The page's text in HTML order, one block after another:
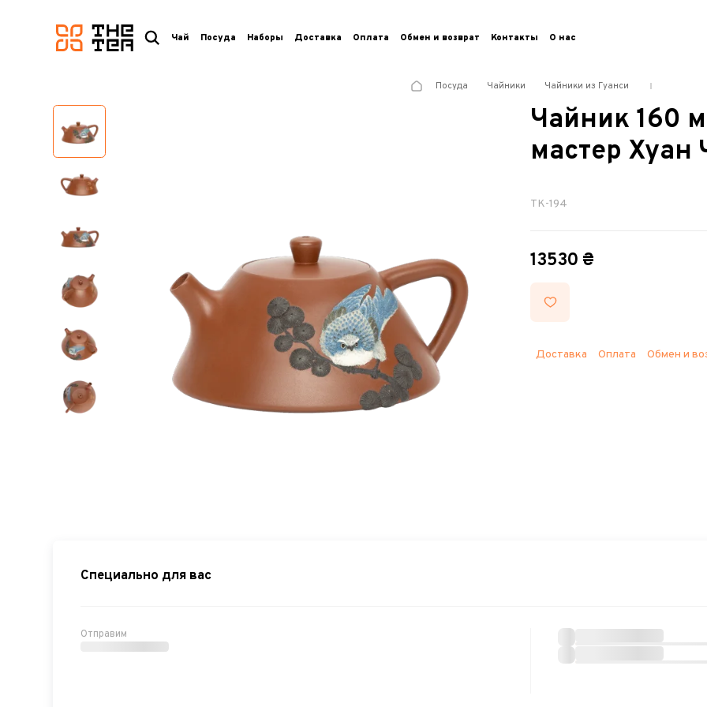
логотип
Чай Посуда Наборы Доставка Оплата Обмен и возврат Контакты О нас
Посуда Чайники Чайники из Гуанси
Чайник 160
мастер Хуан
TK-194
13530 ₴
Доставка Оплата Обмен и
Специально для вас
Отправим